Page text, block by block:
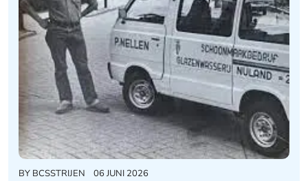
BY BCSSTRIJEN 06 JUNI 2026